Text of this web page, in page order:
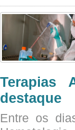
Terapias
destaque
Entre os